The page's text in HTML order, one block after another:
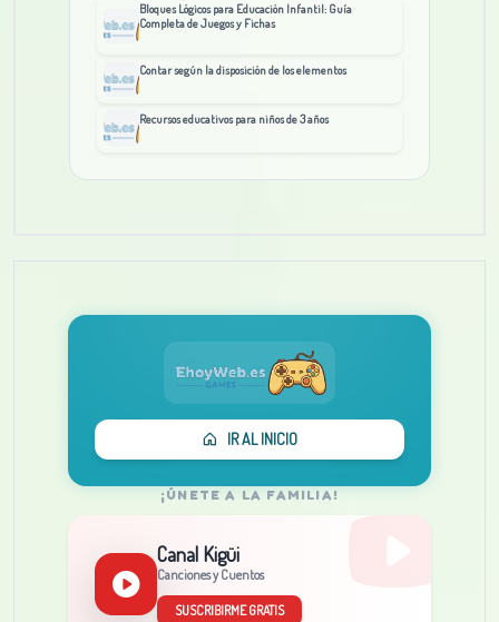
Bloques Lógicos para Educación Infantil: Guía
Completa de Juegos y Fichas
Contar según la disposición de los elementos
Recursos educativos para niños de 3 años
IR AL INICIO
¡ÚNETE A LA FAMILIA!
Canal Kigüi
Canciones y Cuentos
SUSCRIBIRME GRATIS